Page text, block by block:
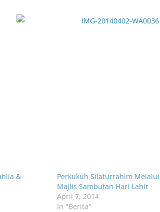
&
Perkukuh Silaturrahim Melalui
Majlis Sambutan Hari Lahir
April 7, 2014
In "Berita"